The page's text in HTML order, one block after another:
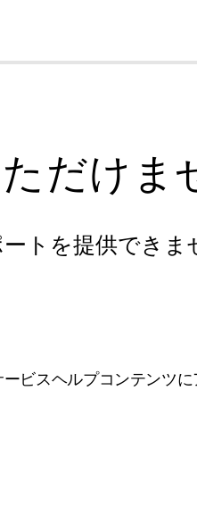
だけま
トを提供できま
ビスヘルプコンテンツ